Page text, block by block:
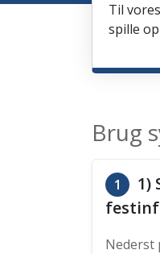
Til
spille
Brug
1
1)
Nederst